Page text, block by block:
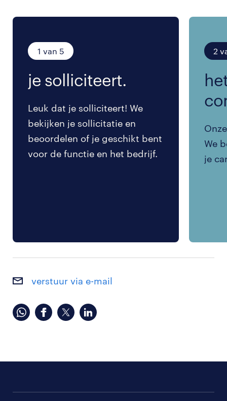
1 van 5
je solliciteert.
Leuk dat je solliciteert! We
bekijken je sollicitatie en
beoordelen of je geschikt bent
voor de functie en het bedrijf.
2
We
je
verstuur via e-mail